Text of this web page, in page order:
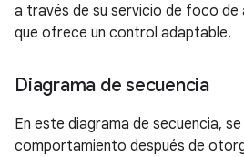
a través de su servicio de foco de
que ofrece un control adaptable.
Diagrama de secuencia
En este diagrama de secuencia,
comportamiento después de